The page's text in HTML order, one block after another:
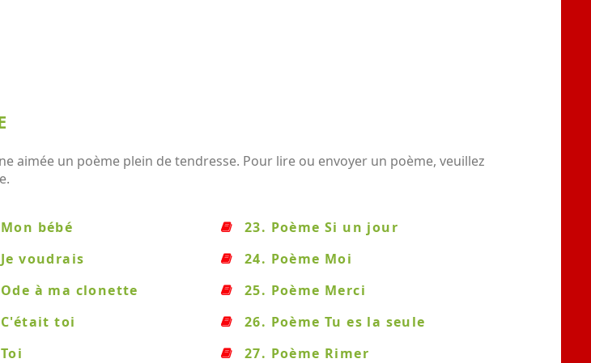
aimée un poème plein de tendresse. Pour lire ou envoyer un poème, veuillez
bébé
voudrais
à ma clonette
C'était toi
23. Poème Si un jour
24. Poème Moi
25. Poème Merci
26. Poème Tu es la seule
27. Poème Rimer